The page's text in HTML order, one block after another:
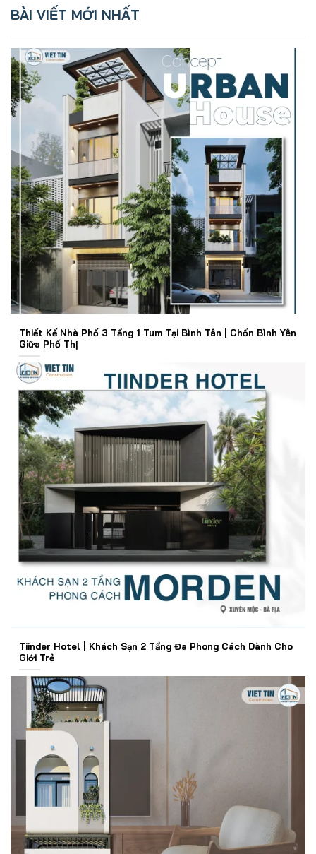
BÀI VIẾT MỚI NHẤT
Thiết Kế Nhà Phố 3 Tầng 1 Tum Tại Bình Tân | Chốn Bình Yên
Giữa Phố Thị
Tiinder Hotel | Khách Sạn 2 Tầng Đa Phong Cách Dành Cho
Giới Trẻ